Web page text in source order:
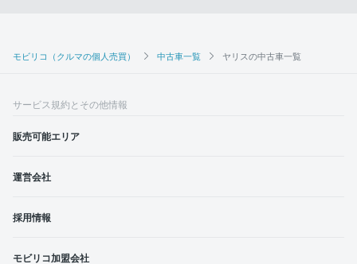
モビリコ（クルマの個人売買） 中古車一覧 ヤリスの中古車一覧
サービス規約とその他情報
販売可能エリア
運営会社
採用情報
モビリコ加盟会社